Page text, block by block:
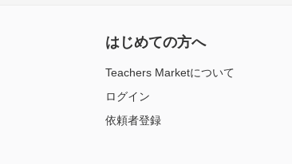
はじめての方へ
Teachers Marketについて
ログイン
依頼者登録